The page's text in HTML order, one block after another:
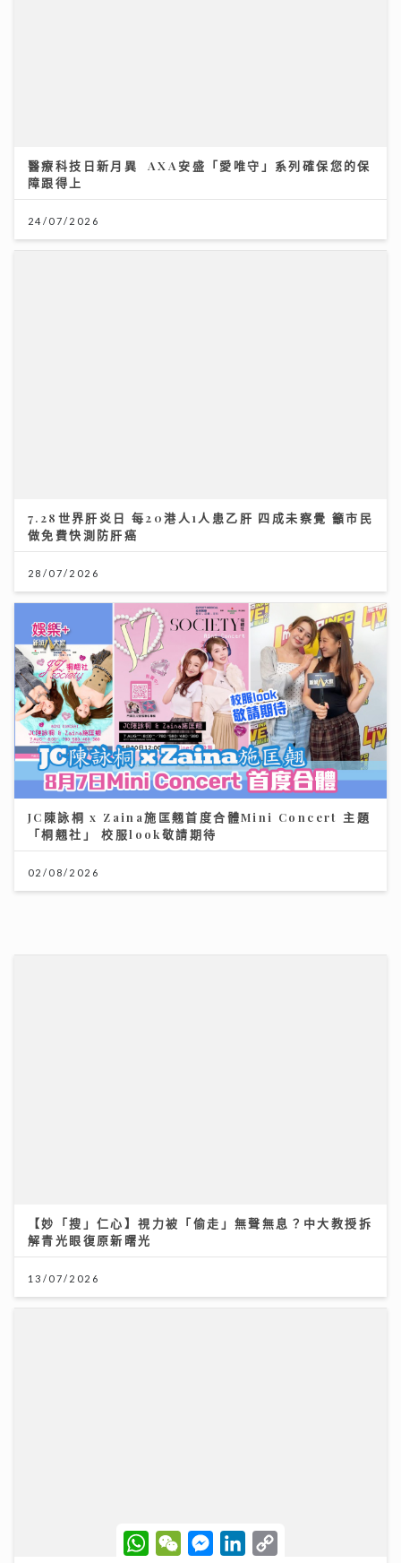
醫療科技日新月異 AXA安盛「愛唯守」系列確保您的保
障跟得上
24/07/2026
7.28世界肝炎日 每20港人1人患乙肝 四成未察覺 籲市民
做免費快測防肝癌
28/07/2026
JC陳詠桐 x Zaina施匡翹首度合體Mini Concert 主題
「桐翹社」 校服look敬請期待
02/08/2026
【妙「搜」仁心】視力被「偷走」無聲無息？中大教授拆
解青光眼復原新曙光
13/07/2026
W
h
W
e
M
e
L